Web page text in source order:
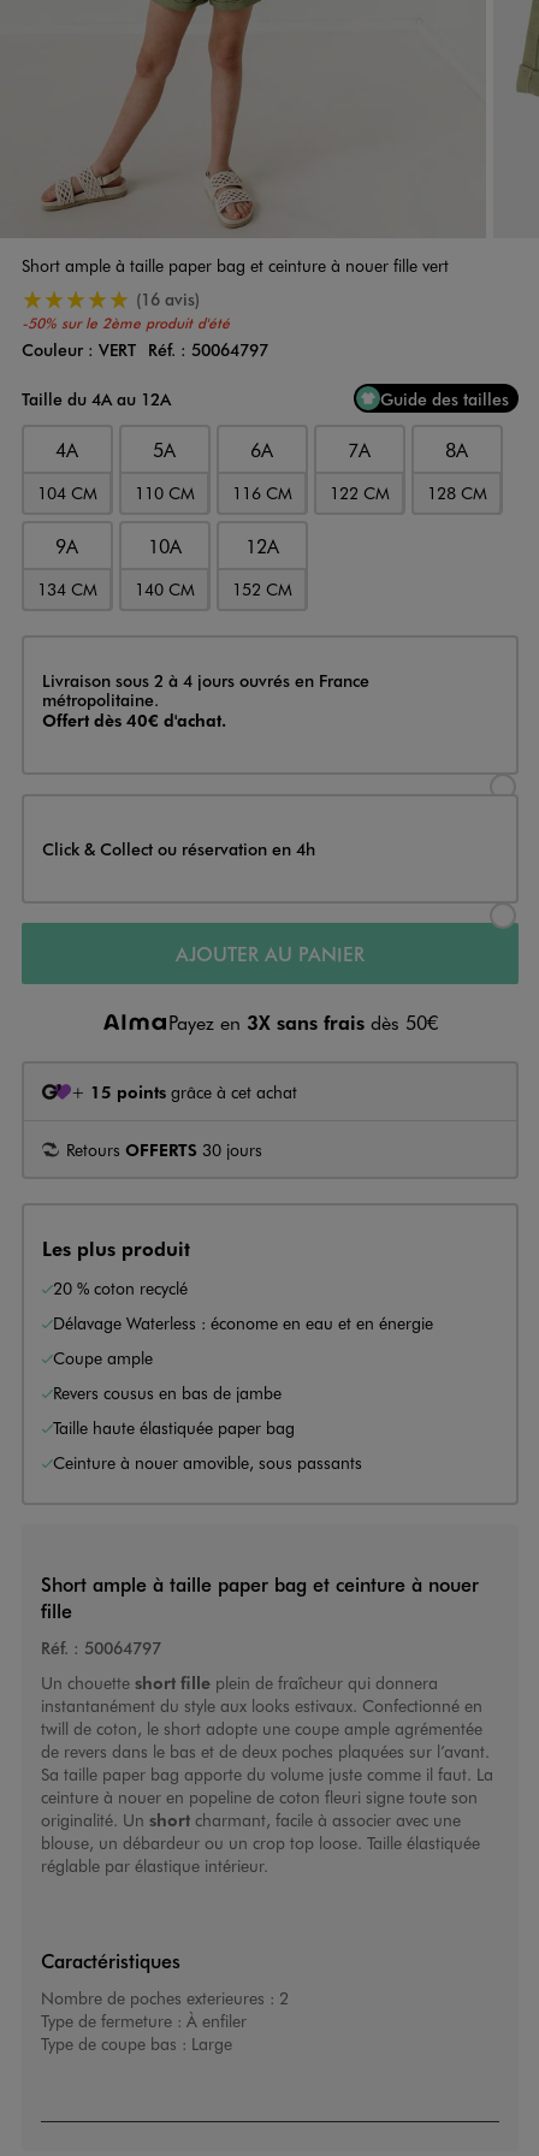
Short ample à taille paper bag et ceinture à nouer fille vert
-50% sur le 2ème produit d'été
5/5 de moyenne(16 avis)
Couleur
Couleur : VERT Réf. : 50064797
Taille du 4A au 12A
Guide des tailles
4A
104 CM
5A
110 CM
6A
116 CM
7A
122 CM
8A
128 CM
9A
134 CM
10A
140 CM
12A
152 CM
Livraison
Livraison sous 2 à 4 jours ouvrés en France
métropolitaine.
Offert dès 40€ d'achat.
Click & Collect ou réservation en 4h
AJOUTER AU PANIER
Payez en 3X sans frais dès 50€
+ 15 points grâce à cet achat
Retours OFFERTS 30 jours
Les plus produit
20 % coton recyclé
Délavage Waterless : économe en eau et en énergie
Coupe ample
Revers cousus en bas de jambe
Taille haute élastiquée paper bag
Ceinture à nouer amovible, sous passants
Short ample à taille paper bag et ceinture à nouer
fille
Réf. : 50064797
Un chouette short filleplein de fraîcheur qui donnera
instantanément du style aux looks estivaux. Confectionné en
twill de coton, le short adopte une coupe ample agrémentée
de revers dans le bas et de deux poches plaquées sur l’avant.
Sa taille paper bag apporte du volume juste comme il faut. La
ceinture à nouer en popeline de coton fleuri signe toute son
originalité. Un short charmant, facile à associer avec une
blouse, un débardeur ou un crop top loose. Taille élastiquée
réglable par élastique intérieur.
Caractéristiques
Nombre de poches exterieures : 2
Type de fermeture : À enfiler
Type de coupe bas : Large